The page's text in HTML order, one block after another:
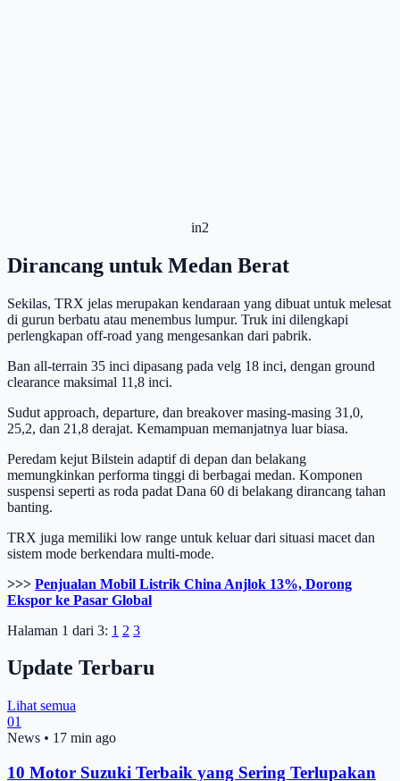
in2
Dirancang untuk Medan Berat
Sekilas, TRX jelas merupakan kendaraan yang dibuat untuk melesat
di gurun berbatu atau menembus lumpur. Truk ini dilengkapi
perlengkapan off-road yang mengesankan dari pabrik.
Ban all-terrain 35 inci dipasang pada velg 18 inci, dengan ground
clearance maksimal 11,8 inci.
Sudut approach, departure, dan breakover masing-masing 31,0,
25,2, dan 21,8 derajat. Kemampuan memanjatnya luar biasa.
Peredam kejut Bilstein adaptif di depan dan belakang
memungkinkan performa tinggi di berbagai medan. Komponen
suspensi seperti as roda padat Dana 60 di belakang dirancang tahan
banting.
TRX juga memiliki low range untuk keluar dari situasi macet dan
sistem mode berkendara multi-mode.
>>> Penjualan Mobil Listrik China Anjlok 13%, Dorong
Ekspor ke Pasar Global
Halaman 1 dari 3: 1 2 3
Update Terbaru
Lihat semua
01
News • 17 min ago
10 Motor Suzuki Terbaik yang Sering Terlupakan